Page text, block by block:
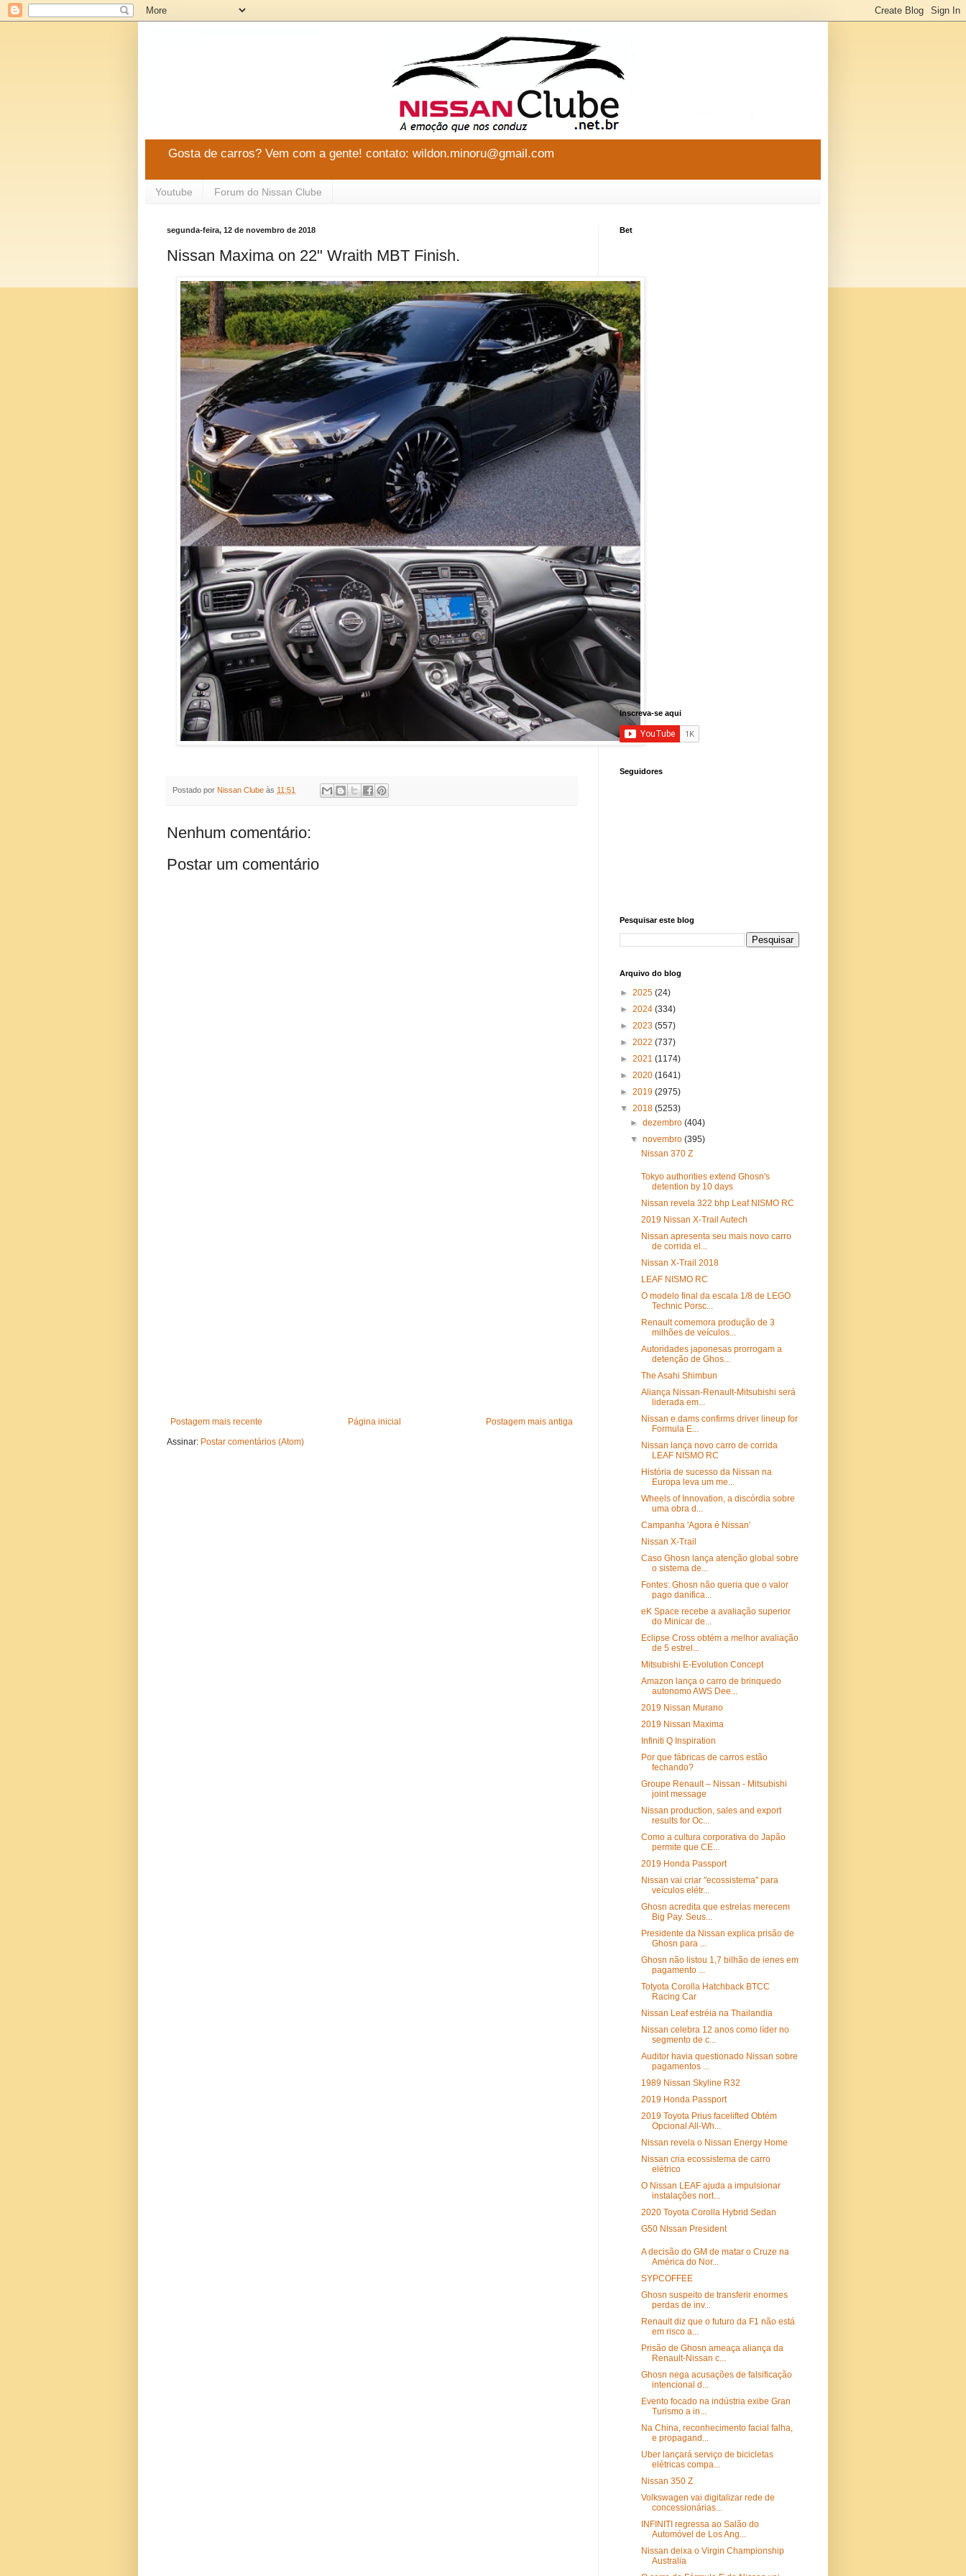
Gosta de carros? Vem com a gente! contato: wildon.minoru@gmail.com
Youtube Forum do Nissan Clube
segunda-feira, 12 de novembro de 2018
Nissan Maxima on 22" Wraith MBT Finish.
Postado por Nissan Clube às 11:51
Nenhum comentário:
Postar um comentário
Postagem mais recente Postagem mais antiga
Página inicial
Assinar: Postar comentários (Atom)
Bet
Inscreva-se aqui
Seguidores
Pesquisar este blog
Arquivo do blog
► 2025 (24)
► 2024 (334)
► 2023 (557)
► 2022 (737)
► 2021 (1174)
► 2020 (1641)
► 2019 (2975)
▼ 2018 (5253)
►dezembro(404)
▼novembro(395)
Nissan 370 Z
Tokyo authorities extend Ghosn's
detention by 10 days
Nissan revela 322 bhp Leaf NISMO RC
2019 Nissan X-Trail Autech
Nissan apresenta seu mais novo carro
de corrida el...
Nissan X-Trail 2018
LEAF NISMO RC
O modelo final da escala 1/8 de LEGO
Technic Porsc...
Renault comemora produção de 3
milhões de veículos...
Autoridades japonesas prorrogam a
detenção de Ghos...
The Asahi Shimbun
Aliança Nissan-Renault-Mitsubishi será
liderada em...
Nissan e.dams confirms driver lineup for
Formula E...
Nissan lança novo carro de corrida
LEAF NISMO RC
História de sucesso da Nissan na
Europa leva um me...
Wheels of Innovation, a discórdia sobre
uma obra d...
Campanha 'Agora é Nissan'
Nissan X-Trail
Caso Ghosn lança atenção global sobre
o sistema de...
Fontes: Ghosn não queria que o valor
pago danifica...
eK Space recebe a avaliação superior
do Minicar de...
Eclipse Cross obtém a melhor avaliação
de 5 estrel...
Mitsubishi E-Evolution Concept
Amazon lança o carro de brinquedo
autonomo AWS Dee...
2019 Nissan Murano
2019 Nissan Maxima
Infiniti Q Inspiration
Por que fábricas de carros estão
fechando?
Groupe Renault – Nissan - Mitsubishi
joint message
Nissan production, sales and export
results for Oc...
Como a cultura corporativa do Japão
permite que CE...
2019 Honda Passport
Nissan vai criar "ecossistema" para
veículos elétr...
Ghosn acredita que estrelas merecem
Big Pay. Seus...
Presidente da Nissan explica prisão de
Ghosn para ...
Ghosn não listou 1,7 bilhão de ienes em
pagamento ...
Totyota Corolla Hatchback BTCC
Racing Car
Nissan Leaf estréia na Thailandia
Nissan celebra 12 anos como líder no
segmento de c...
Auditor havia questionado Nissan sobre
pagamentos ...
1989 Nissan Skyline R32
2019 Honda Passport
2019 Toyota Prius facelifted Obtém
Opcional All-Wh...
Nissan revela o Nissan Energy Home
Nissan cria ecossistema de carro
elétrico
O Nissan LEAF ajuda a impulsionar
instalações nort...
2020 Toyota Corolla Hybrid Sedan
G50 NIssan President
A decisão do GM de matar o Cruze na
América do Nor...
SYPCOFFEE
Ghosn suspeito de transferir enormes
perdas de inv...
Renault diz que o futuro da F1 não está
em risco a...
Prisão de Ghosn ameaça aliança da
Renault-Nissan c...
Ghosn nega acusações de falsificação
intencional d...
Evento focado na indústria exibe Gran
Turismo a in...
Na China, reconhecimento facial falha,
e propagand...
Uber lançará serviço de bicicletas
elétricas compa...
Nissan 350 Z
Volkswagen vai digitalizar rede de
concessionárias...
INFINITI regressa ao Salão do
Automóvel de Los Ang...
Nissan deixa o Virgin Championship
Australia